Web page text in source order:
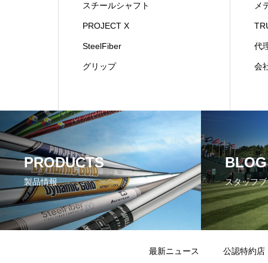
スチールシャフト
PROJECT X
SteelFiber
グリップ
メ
代
会
PRODUCTS
製品情報
BLOG
スタッフ
最新ニュース 公認特約店